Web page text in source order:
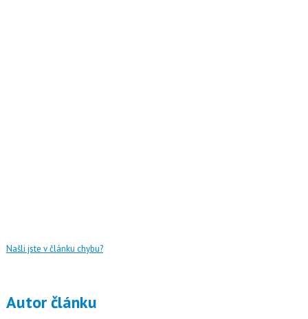
Našli jste v článku chybu?
Autor článku